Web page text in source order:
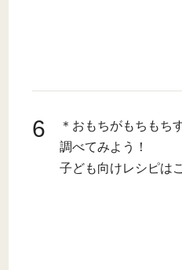
6
＊おもちがもちもち
調べてみよう！
子ども向けレシピは